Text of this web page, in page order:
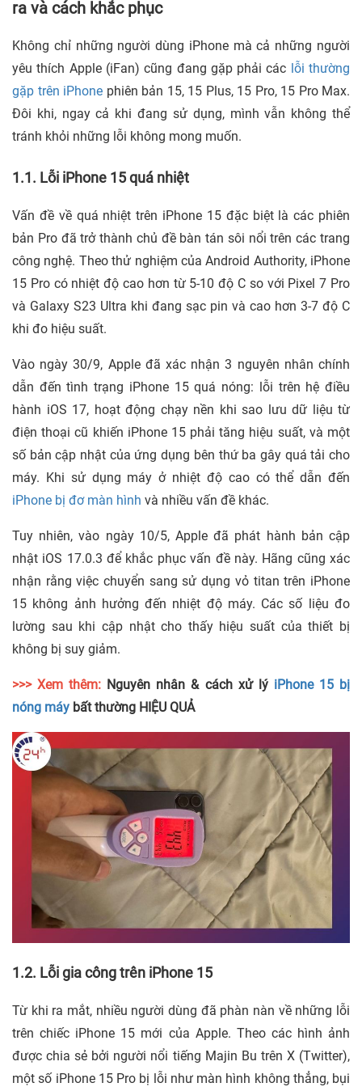
ra và cách khắc phục
Không chỉ những người dùng iPhone mà cả những người
yêu thích Apple (iFan) cũng đang gặp phải các lỗi thường
gặp trên iPhone phiên bản 15, 15 Plus, 15 Pro, 15 Pro Max.
Đôi khi, ngay cả khi đang sử dụng, mình vẫn không thể
tránh khỏi những lỗi không mong muốn.
1.1. Lỗi iPhone 15 quá nhiệt
Vấn đề về quá nhiệt trên iPhone 15 đặc biệt là các phiên
bản Pro đã trở thành chủ đề bàn tán sôi nổi trên các trang
công nghệ. Theo thử nghiệm của Android Authority, iPhone
15 Pro có nhiệt độ cao hơn từ 5-10 độ C so với Pixel 7 Pro
và Galaxy S23 Ultra khi đang sạc pin và cao hơn 3-7 độ C
khi đo hiệu suất.
Vào ngày 30/9, Apple đã xác nhận 3 nguyên nhân chính
dẫn đến tình trạng iPhone 15 quá nóng: lỗi trên hệ điều
hành iOS 17, hoạt động chạy nền khi sao lưu dữ liệu từ
điện thoại cũ khiến iPhone 15 phải tăng hiệu suất, và một
số bản cập nhật của ứng dụng bên thứ ba gây quá tải cho
máy. Khi sử dụng máy ở nhiệt độ cao có thể dẫn đến
iPhone bị đơ màn hình và nhiều vấn đề khác.
Tuy nhiên, vào ngày 10/5, Apple đã phát hành bản cập
nhật iOS 17.0.3 để khắc phục vấn đề này. Hãng cũng xác
nhận rằng việc chuyển sang sử dụng vỏ titan trên iPhone
15 không ảnh hưởng đến nhiệt độ máy. Các số liệu đo
lường sau khi cập nhật cho thấy hiệu suất của thiết bị
không bị suy giảm.
>>> Xem thêm: Nguyên nhân & cách xử lý iPhone 15 bị
nóng máy bất thường HIỆU QUẢ
1.2. Lỗi gia công trên iPhone 15
Từ khi ra mắt, nhiều người dùng đã phàn nàn về những lỗi
trên chiếc iPhone 15 mới của Apple. Theo các hình ảnh
được chia sẻ bởi người nổi tiếng Majin Bu trên X (Twitter),
một số iPhone 15 Pro bị lỗi như màn hình không thẳng, bụi